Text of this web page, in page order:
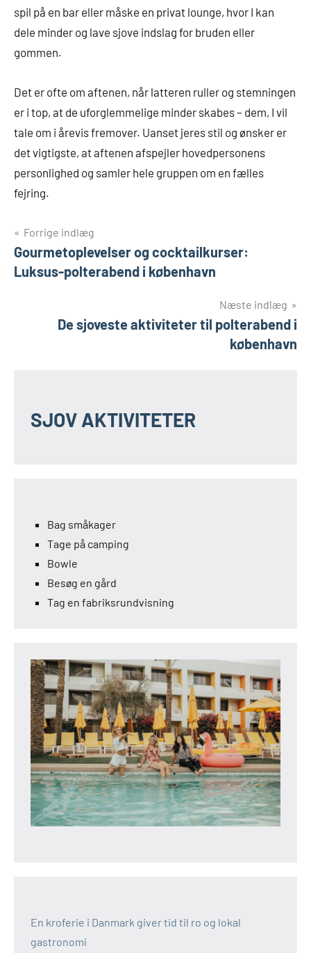
spil på en bar eller måske en privat lounge, hvor I kan
dele minder og lave sjove indslag for bruden eller
gommen.
Det er ofte om aftenen, når latteren ruller og stemningen
er i top, at de uforglemmelige minder skabes – dem, I vil
tale om i årevis fremover. Uanset jeres stil og ønsker er
det vigtigste, at aftenen afspejler hovedpersonens
personlighed og samler hele gruppen om en fælles
fejring.
Indlægsnavigation
Forrige indlæg
Gourmetoplevelser og cocktailkurser:
Luksus-polterabend i københavn
Næste indlæg
De sjoveste aktiviteter til polterabend i
københavn
SJOV AKTIVITETER
Bag småkager
Tage på camping
Bowle
Besøg en gård
Tag en fabriksrundvisning
En kroferie i Danmark giver tid til ro og lokal
gastronomi